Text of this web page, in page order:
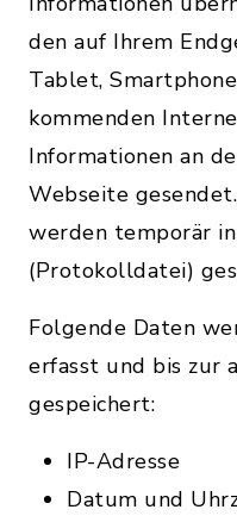
den auf Ihrem
Tablet,
kommenden
Informationen an
Webseite
werden temporär
(Protokolldatei)
Folgende Daten
erfasst und bis zur
gespeichert:
IP-Adresse
Datum und